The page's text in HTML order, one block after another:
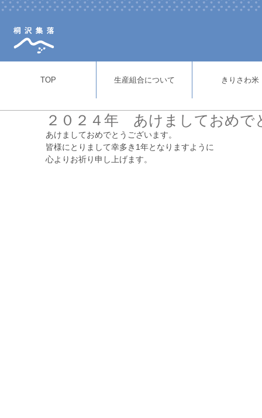
TOP 生産組合について きりさわ米
２０２４年 あけましておめで
あけましておめでとうございます。
皆様にとりまして幸多き1年となりますように
心よりお祈り申し上げます。